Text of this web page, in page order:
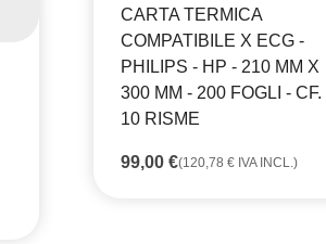
CARTA TERMICA
COMPATIBILE X ECG -
PHILIPS - HP - 210 MM X
300 MM - 200 FOGLI - CF.
10 RISME
99,00 €(120,78 € IVA INCL.)